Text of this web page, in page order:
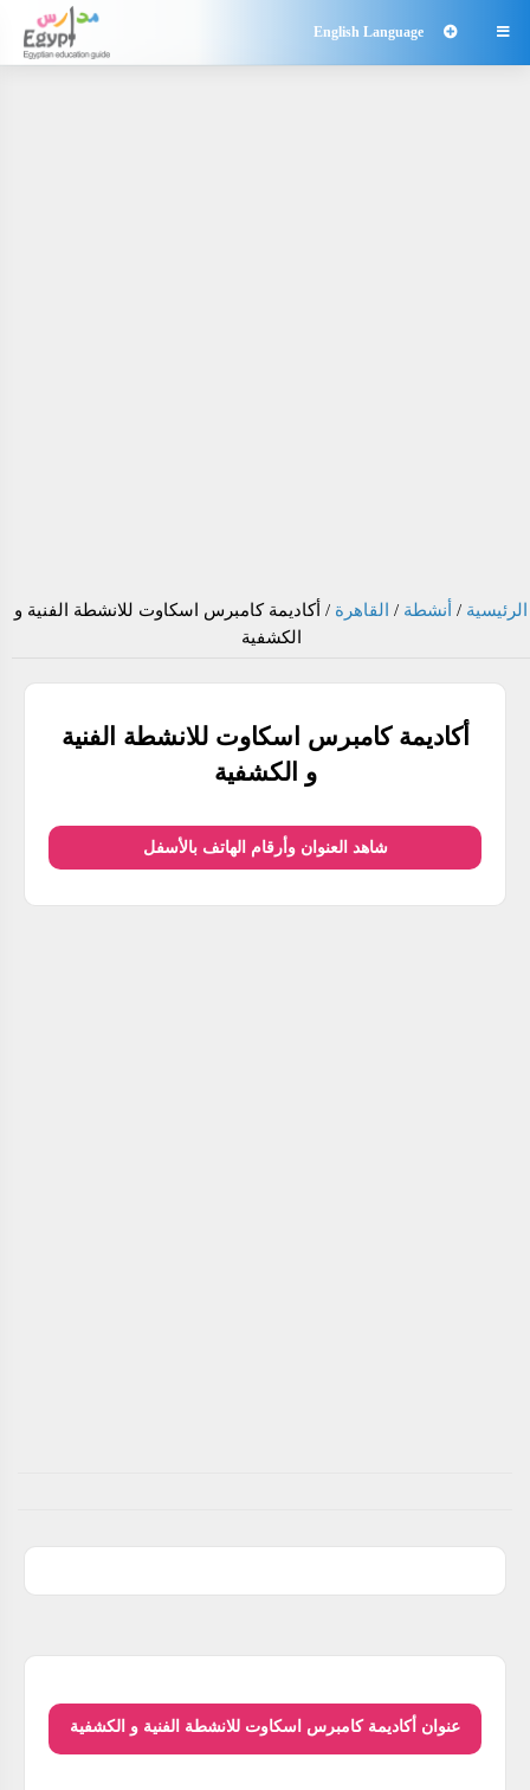

English Language
الرئيسية / أنشطة / القاهرة / أكاديمة كامبرس اسكاوت للانشطة الفنية و
الكشفية
أكاديمة كامبرس اسكاوت للانشطة الفنية
و الكشفية
شاهد العنوان وأرقام الهاتف بالأسفل
عنوان أكاديمة كامبرس اسكاوت للانشطة الفنية و الكشفية